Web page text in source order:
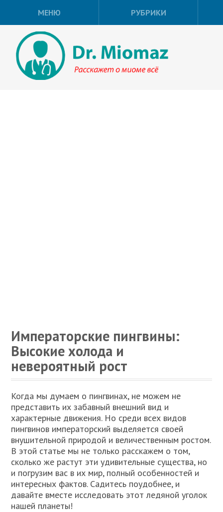
МЕНЮ РУБРИКИ
Императорские пингвины:
Высокие холода и
невероятный рост
Когда мы думаем о пингвинах, не можем не
представить их забавный внешний вид и
характерные движения. Но среди всех видов
пингвинов императорский выделяется своей
внушительной природой и величественным ростом.
В этой статье мы не только расскажем о том,
сколько же растут эти удивительные существа, но
и погрузим вас в их мир, полный особенностей и
интересных фактов. Садитесь поудобнее, и
давайте вместе исследовать этот ледяной уголок
нашей планеты!